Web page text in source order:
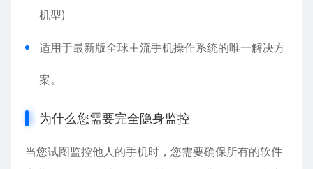
机型)
适用于最新版全球主流手机操作系统的唯一解决方
案。
为什么您需要完全隐身监控
当您试图监控他人的手机时，您需要确保所有的软件